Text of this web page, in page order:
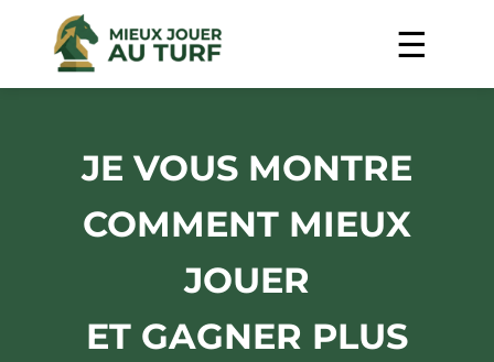
JE VOUS MONTRE
COMMENT MIEUX
JOUER
ET GAGNER PLUS